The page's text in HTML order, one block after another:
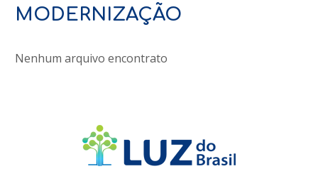
MODERNIZAÇÃO
Nenhum arquivo encontrato